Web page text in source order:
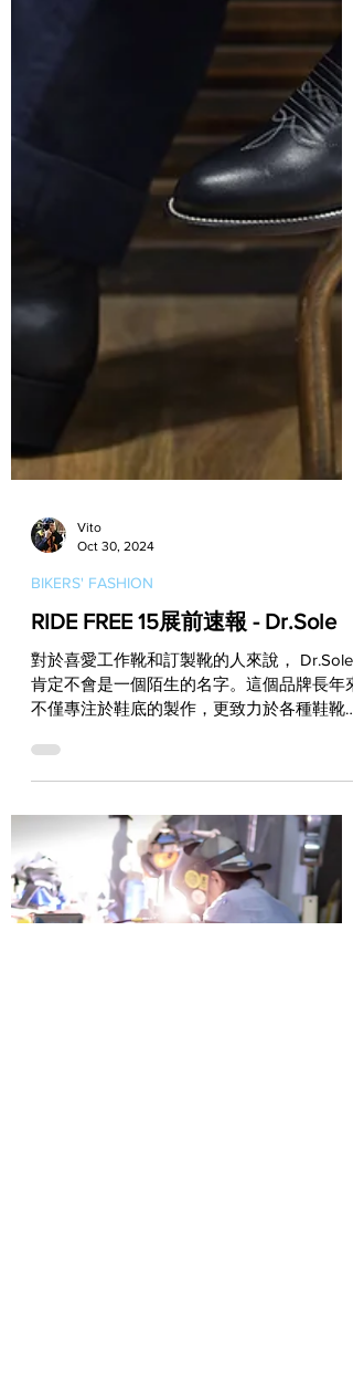
Oct 30, 2024
BIKERS' FASHION
RIDE FREE 15展前速報 - Dr.Sole
對於喜愛工作靴和訂製靴的人來說， Dr.Sole
不僅專注於鞋底的製作，更致力於各種鞋靴類
產品的修護與翻新。而在本週日就要舉行的
RIDE FREE 15 活動中， Dr.Sole...